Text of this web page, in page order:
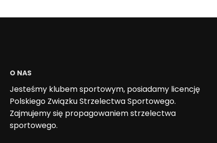
O NAS
Jesteśmy klubem sportowym, posiadamy licencję
Polskiego Związku Strzelectwa Sportowego.
Zajmujemy się propagowaniem strzelectwa
sportowego.